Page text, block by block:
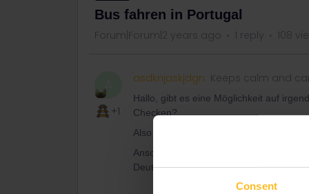
Consent
Bus fahren in Portugal
Forum|Forum|2 years ago 1 reply 108
A
+1
asdknjaskjdgn Keeps calm and
Hallo, gibt es eine Möglichkeit auf
Checken?
Also Bezüglich der Zeiten und
Ansonsten wollte ich auch fragen, wie
Deutschland zu vergleichen? könnte